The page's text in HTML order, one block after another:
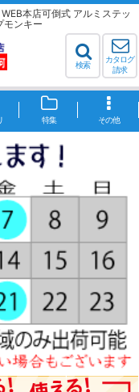
本店可倒式 アルミステッ
モンキー
検索
カタログ
請求
特集 その他